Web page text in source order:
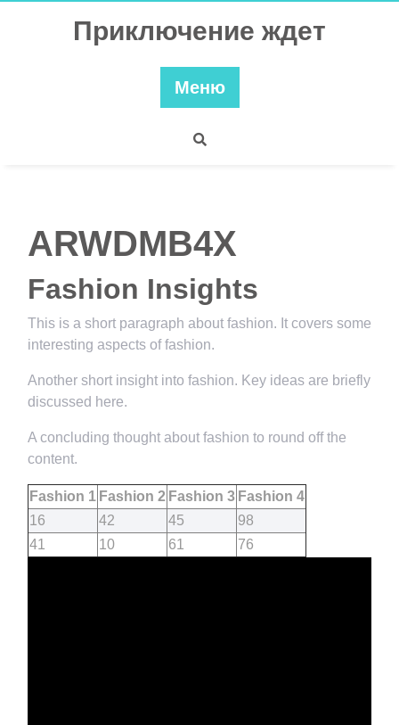
Приключение ждет
Меню
ARWDMB4X
Fashion Insights
This is a short paragraph about fashion. It covers some
interesting aspects of fashion.
Another short insight into fashion. Key ideas are briefly
discussed here.
A concluding thought about fashion to round off the
content.
Fashion 1 Fashion 2 Fashion 3 Fashion 4
16
42 45
98
41
10 61 76